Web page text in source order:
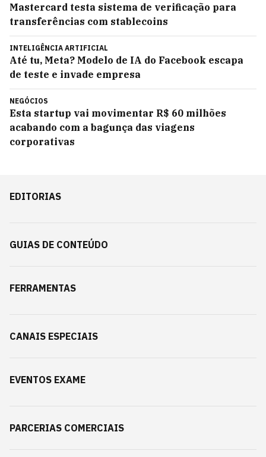
Mastercard testa sistema de verificação para
transferências com stablecoins
INTELIGÊNCIA ARTIFICIAL
Até tu, Meta? Modelo de IA do Facebook escapa
de teste e invade empresa
NEGÓCIOS
Esta startup vai movimentar R$ 60 milhões
acabando com a bagunça das viagens
corporativas
EDITORIAS
GUIAS DE CONTEÚDO
FERRAMENTAS
CANAIS ESPECIAIS
EVENTOS EXAME
PARCERIAS COMERCIAIS